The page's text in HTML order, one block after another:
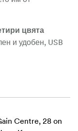
цвята
и удобен, USB
с 256-
който помага да
Centre, 28 on